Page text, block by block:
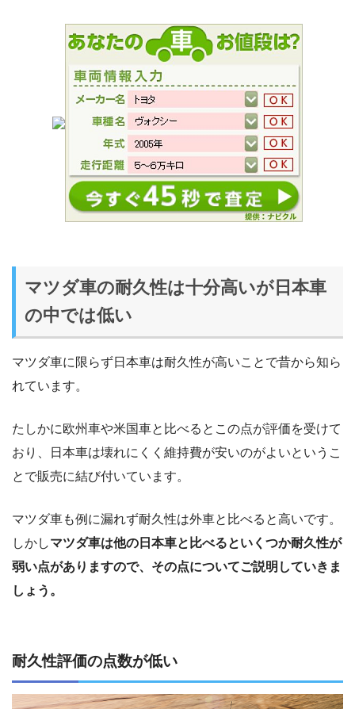
マツダ車の耐久性は十分高いが日本車
の中では低い
マツダ車に限らず日本車は耐久性が高いことで昔から知ら
れています。
たしかに欧州車や米国車と比べるとこの点が評価を受けて
おり、日本車は壊れにくく維持費が安いのがよいというこ
とで販売に結び付いています。
マツダ車も例に漏れず耐久性は外車と比べると高いです。
しかしマツダ車は他の日本車と比べるといくつか耐久性が
弱い点がありますので、その点についてご説明していきま
しょう。
耐久性評価の点数が低い